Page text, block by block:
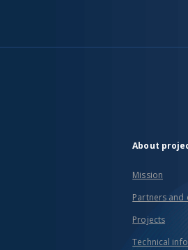
About
Mission
Partners and
Projects
Technical